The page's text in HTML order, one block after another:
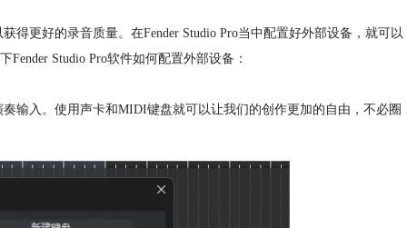
更好的录音质量。在Fender Studio Pro当中配置好外部设备，就可以
Studio Pro软件如何配置外部设备：
输入。使用声卡和MIDI键盘就可以让我们的创作更加的自由，不必圈